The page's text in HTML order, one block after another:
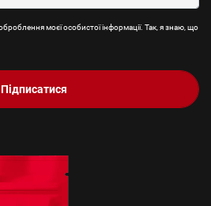
моєї особистої інформації. Так, я знаю, що
Підписатися